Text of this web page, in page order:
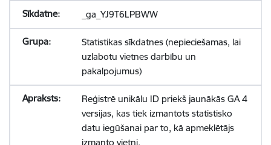
_ga_YJ9T6LPBWW
Statistikas sīkdatnes (nepieciešamas, lai
uzlabotu vietnes darbību un
pakalpojumus)
Reģistrē unikālu ID priekš jaunākās GA 4
versijas, kas tiek izmantots statistisko
datu iegūšanai par to, kā apmeklētājs
izmanto vietni.